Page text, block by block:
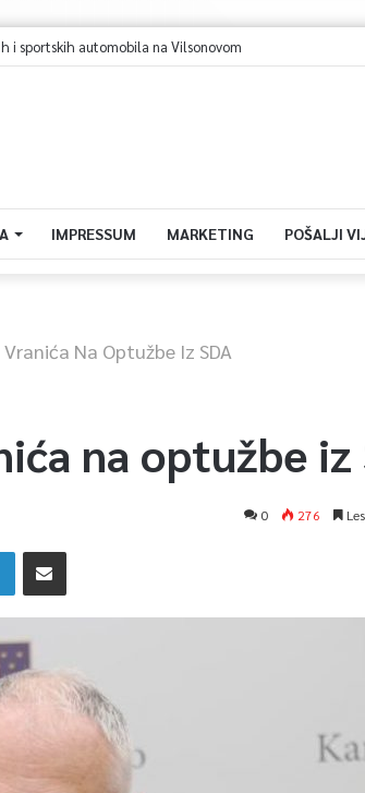
u avgustu centar regiona: Stižu lideri evropskih
IMPRESSUM MARKETING POŠALJI
Na Optužbe Iz SDA
na optužbe iz
0 276